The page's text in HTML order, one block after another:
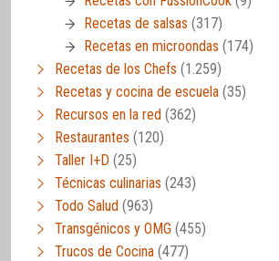
Recetas de salsas (317)
Recetas en microondas (174)
Recetas de los Chefs (1.259)
Recetas y cocina de escuela (35)
Recursos en la red (362)
Restaurantes (120)
Taller I+D (25)
Técnicas culinarias (243)
Todo Salud (963)
Transgénicos y OMG (455)
Trucos de Cocina (477)